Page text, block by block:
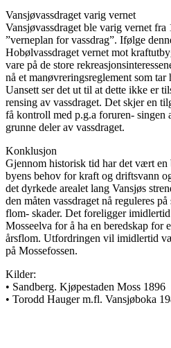
Vansjøvassdraget varig vernet
Vansjøvassdraget ble varig vernet
”verneplan for vassdrag”. Ifølge
Hobølvassdraget vernet mot
vare på de store
nå et manøvreringsreglement som tar
Uansett ser det ut til at dette ikke er
rensing av vassdraget. Det skjer en
få kontroll med p.g.a foruren- singen
grunne deler av vassdraget.
Konklusjon
Gjennom historisk tid har det vært
byens behov for kraft og driftsvann
det dyrkede arealet lang Vansjøs
den måten vassdraget nå reguleres
flom- skader. Det foreligger
Mosseelva for å ha en beredskap for
årsflom. Utfordringen vil imidlertid
på Mossefossen.
Kilder:
• Sandberg. Kjøpestaden Moss 1896
• Torodd Hauger m.fl. Vansjøboka